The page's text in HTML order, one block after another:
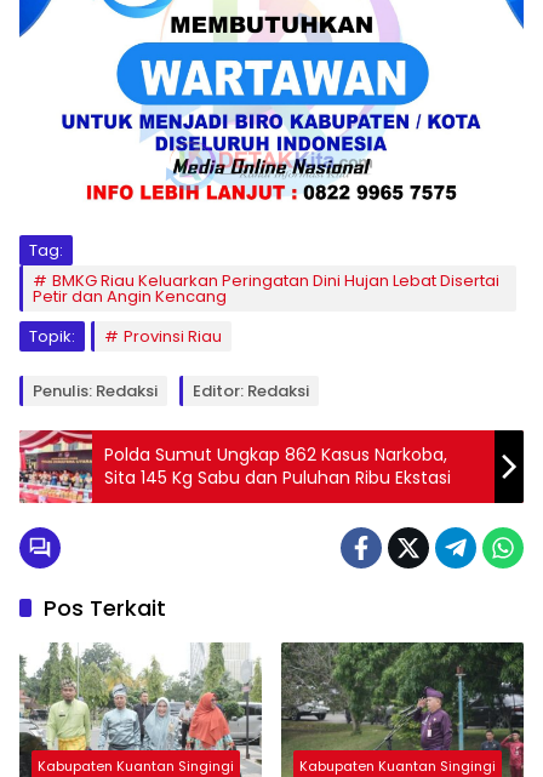
Tag:
BMKG Riau Keluarkan Peringatan Dini Hujan Lebat Disertai
Petir dan Angin Kencang
Topik:
Provinsi Riau
Penulis: Redaksi Editor: Redaksi
Polda Sumut Ungkap 862 Kasus Narkoba,
Sita 145 Kg Sabu dan Puluhan Ribu Ekstasi
Pos Terkait
Kabupaten Kuantan Singingi Kabupaten Kuantan Singingi